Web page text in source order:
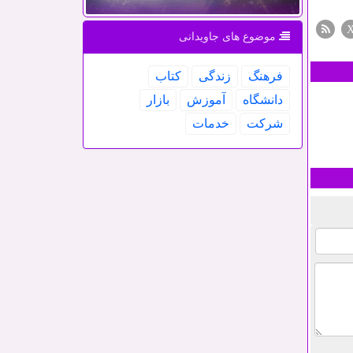
موضوع های جاویدانی
فرهنگ زندگی
كتاب
دانشگاه
آموزش
بازار
شركت
خدمات